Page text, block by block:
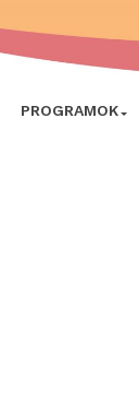
PROGRAMOK